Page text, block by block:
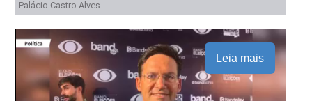
Palácio Castro Alves
Leia mais